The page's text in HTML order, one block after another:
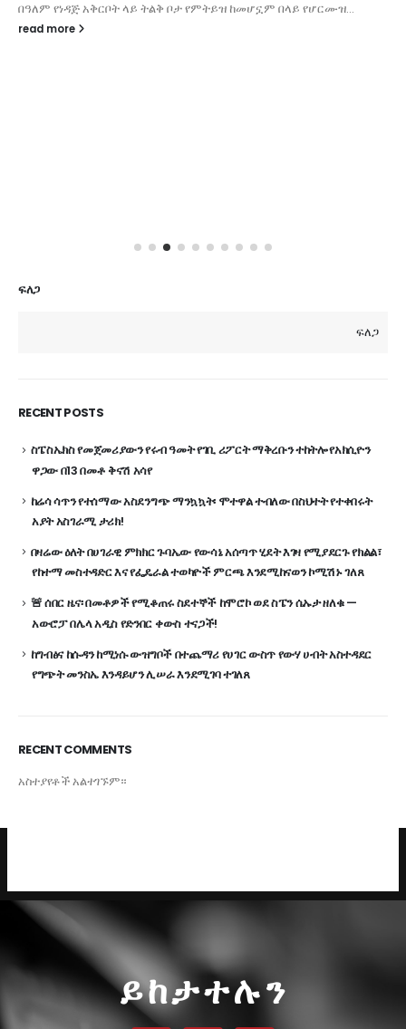
የተዘጋጀውን...
read more
ፍለጋ
ፍለጋ
RECENT POSTS
ስፔስኤክስ የመጀመሪያውን የሩብ ዓመት የገቢ ሪፖርት ማቅረቡን ተከትሎ የአክሲዮን
ዋጋው በ13 በመቶ ቅናሽ አሳየ
ከሬሳ ሳጥን የተሰማው አስደንግጭ ማንኳኳት፡ ሞተዋል ተብለው በስህተት የተቀበሩት
አያት አስገራሚ ታሪክ!
በዛሬው ዕለት በሀገራዊ ምክክር ጉባኤው የውሳኔ አሰጣጥ ሂደት እገዛ የሚያደርጉ የክልል፣
የከተማ መስተዳድር እና የፌዴራል ተወካዮች ምርጫ እንደሚከናወን ኮሚሽኑ ገለጸ
🚨 ሰበር ዜና፡ በመቶዎች የሚቆጠሩ ስደተኞች ከሞሮኮ ወደ ስፔን ሴኡታ ዘለቁ —
አውሮፓ በሌላ አዲስ የድንበር ቀውስ ተናጋች!
ከግብፅና ከሱዳን ከሚነሱ ውዝግቦች በተጨማሪ የሀገር ውስጥ የውሃ ሀብት አስተዳደር
የግጭት መንስኤ እንዳይሆን ሊሠራ እንደሚገባ ተገለጸ
RECENT COMMENTS
አስተያየቶች አልተገኙም።
ይከታተሉን